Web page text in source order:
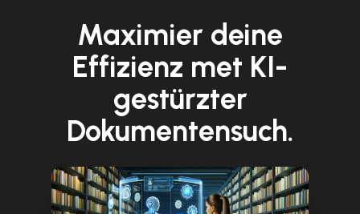
Maximier deine
Effizienz met KI-
gestürzter
Dokumentensuch.